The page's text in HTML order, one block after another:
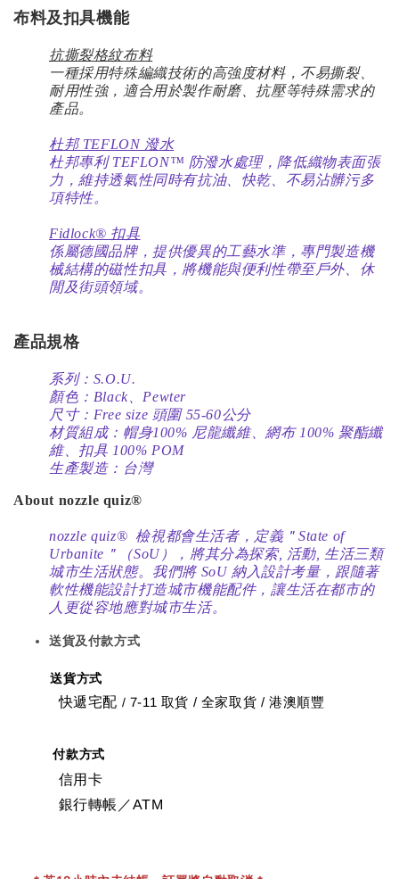
布料及扣具機能
抗撕裂格紋布料
一種採用特殊編織技術的高強度材料，不易撕裂、
耐用性強，適合用於製作耐磨、抗壓等特殊需求的
產品。
杜邦 TEFLON 潑水
杜邦專利 TEFLON™ 防潑水處理，降低織物表面張
力，維持透氣性同時有抗油、快乾、不易沾髒污多
項特性。
Fidlock® 扣具
係屬德國品牌，提供優異的工藝水準，專門製造機
械結構的磁性扣具，將機能與便利性帶至戶外、休
閒及街頭領域。
產品規格
系列：S.O.U.
顏色：Black、Pewter
尺寸：Free size 頭圍 55-60公分
材質組成：帽身100% 尼龍纖維、網布 100% 聚酯纖
維、扣具 100% POM
生產製造：台灣
About nozzle quiz®
nozzle quiz® 檢視都會生活者，定義＂State of
Urbanite＂（SoU），將其分為探索, 活動, 生活三類
城市生活狀態。我們將 SoU 納入設計考量，跟隨著
軟性機能設計打造城市機能配件，讓生活在都市的
人更從容地應對城市生活。
送貨及付款方式
送貨方式
快遞宅配 / 7-11 取貨 / 全家取貨 / 港澳順豐
付款方式
信用卡
銀行轉帳／ATM